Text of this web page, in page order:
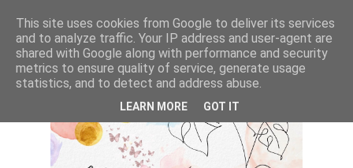
This site uses cookies from Google to deliver its services
and to analyze traffic. Your IP address and user-agent are
shared with Google along with performance and security
metrics to ensure quality of service, generate usage
statistics, and to detect and address abuse.
LEARN MORE GOT IT